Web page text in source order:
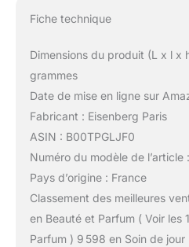
Fiche technique
Dimensions du produit (L x l x
grammes
Date de mise en ligne sur
Fabricant : Eisenberg Paris
ASIN : B00TPGLJF0
Numéro du modèle de
Pays d’origine : France
Classement des meilleures
en Beauté et Parfum ( Voir les
Parfum ) 9 598 en Soin de jour